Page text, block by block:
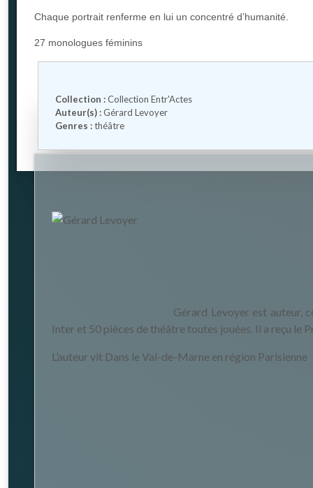
Chaque portrait renferme en lui un concentré d’humanité.
27 monologues féminins
Collection :Collection Entr'Actes
Auteur(s) :Gérard Levoyer
Genres :théâtre
Gérard Levoyer est auteur,
Inter et 50 pièces de théâtre toutes jouées. Il a reçu le
L’auteur vit Dans le Val-de-Marne en région Parisienne